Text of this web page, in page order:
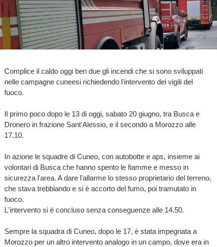
Complice il caldo oggi ben due gli incendi che si sono sviluppati
nelle campagne cuneesi richiedendo l'intervento dei vigili del
fuoco.
Il primo poco dopo le 13 di oggi, sabato 20 giugno, tra Busca e
Dronero in frazione Sant'Alessio, e il secondo a Morozzo alle
17.10.
In azione le squadre di Cuneo, con autobotte e aps, insieme ai
volontari di Busca che hanno spento le fiamme e messo in
sicurezza l'area. A dare l'allarme lo stesso proprietario del terreno,
che stava trebbiando e si è accorto del fumo, poi tramutato in
fuoco.
L'intervento si è concluso senza conseguenze alle 14.50.
Sempre la squadra di Cuneo, dopo le 17, è stata impegnata a
Morozzo per un altro intervento analogo in un campo, dove era in